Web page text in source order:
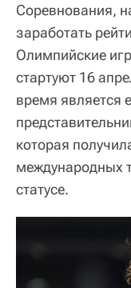
Соревнования,
заработать
Олимпийские
стартуют 16
время является
которая
международных
статусе.